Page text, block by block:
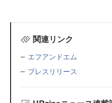
関連リンク
エフアンドエム
プレスリリース